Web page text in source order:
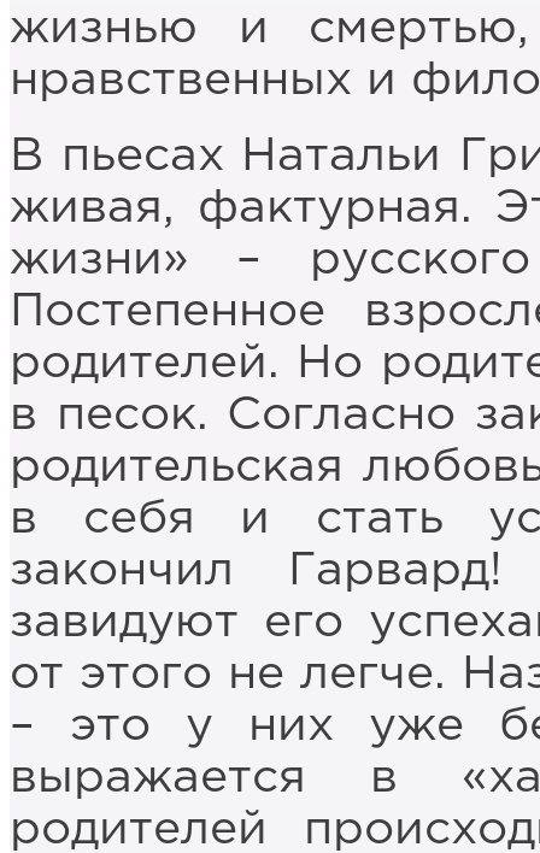
жизнью и
нравственных и
В пьесах Натальи
живая, фактурная.
жизни» –
Постепенное
родителей. Но
в песок. Согласно
родительская
в себя и стать
закончил
завидуют его
от этого не легче.
– это у них уже
выражается в
родителей